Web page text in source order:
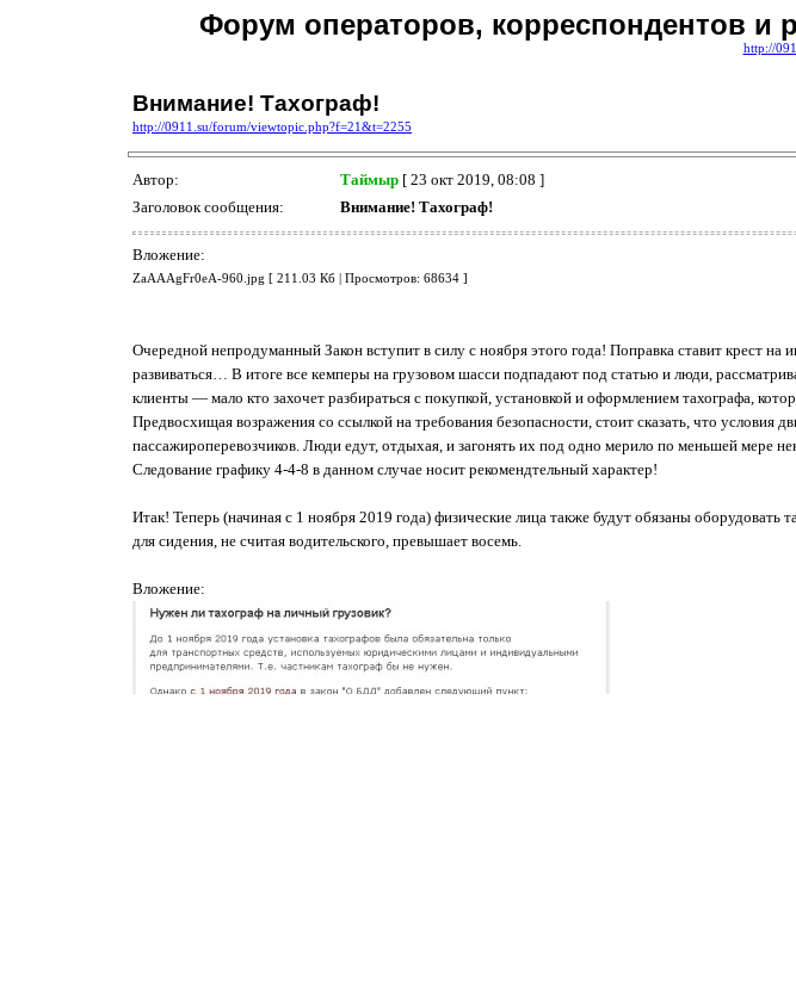
Форум операторов, корреспондентов и
http://
Внимание! Тахограф!
http://0911.su/forum/viewtopic.php?f=21&t=2255
Автор: Таймыр [ 23 окт 2019, 08:08 ]
Заголовок сообщения:
Внимание! Тахограф!
Вложение:
ZaAAAgFr0eA-960.jpg [ 211.03 Кб | Просмотров: 68634 ]
Очередной непродуманный Закон вступит в силу с ноября этого года! Поправка ставит крест
развиваться… В итоге все кемперы на грузовом шасси подпадают под статью и люди,
клиенты — мало кто захочет разбираться с покупкой, установкой и оформлением тахографа,
Предвосхищая возражения со ссылкой на требования безопасности, стоит сказать, что условия
пассажироперевозчиков. Люди едут, отдыхая, и загонять их под одно мерило по меньшей мере
Следование графику 4-4-8 в данном случае носит рекомендтельный характер!
Итак! Теперь (начиная с 1 ноября 2019 года) физические лица также будут обязаны
для сидения, не считая водительского, превышает восемь.
Вложение: